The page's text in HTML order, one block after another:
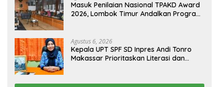
Masuk Penilaian Nasional TPAKD Award
2026, Lombok Timur Andalkan Program
Agustus 6, 2026
Kepala UPT SPF SD Inpres Andi Tonro
Makassar Prioritaskan Literasi dan